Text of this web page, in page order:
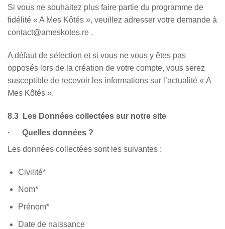
Si vous ne souhaitez plus faire partie du programme de
fidélité « A Mes Kôtés », veuillez adresser votre demande à
contact@ameskotes.re .
A défaut de sélection et si vous ne vous y êtes pas
opposés lors de la création de votre compte, vous serez
susceptible de recevoir les informations sur l’actualité « A
Mes Kôtés ».
8.3 Les Données collectées sur notre site
· Quelles données ?
Les données collectées sont les suivantes :
Civilité*
Nom*
Prénom*
Date de naissance